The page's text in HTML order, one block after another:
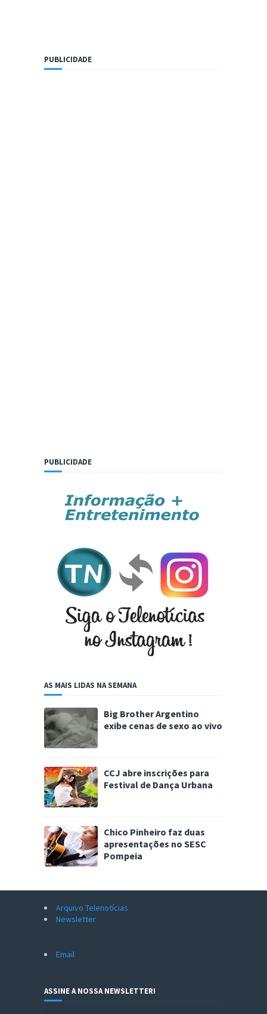
PUBLICIDADE
PUBLICIDADE
AS MAIS LIDAS NA SEMANA
Big Brother Argentino
exibe cenas de sexo ao vivo
CCJ abre inscrições para
Festival de Dança Urbana
Chico Pinheiro faz duas
apresentações no SESC
Pompeia
Arquivo Telenotícias
Newsletter
Email
ASSINE A NOSSA NEWSLETTER!